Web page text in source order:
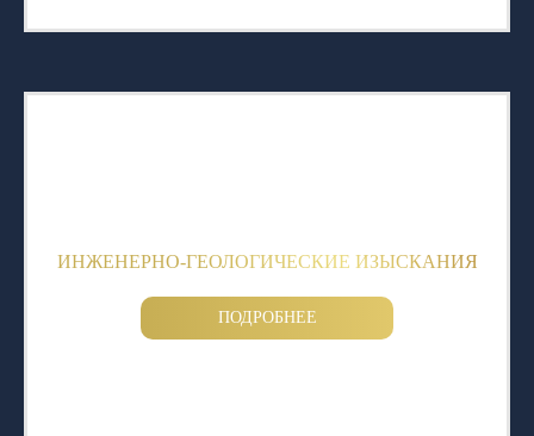
ИНЖЕНЕРНО-ГЕОЛОГИЧЕСКИЕ ИЗЫСКАНИЯ
ПОДРОБНЕЕ